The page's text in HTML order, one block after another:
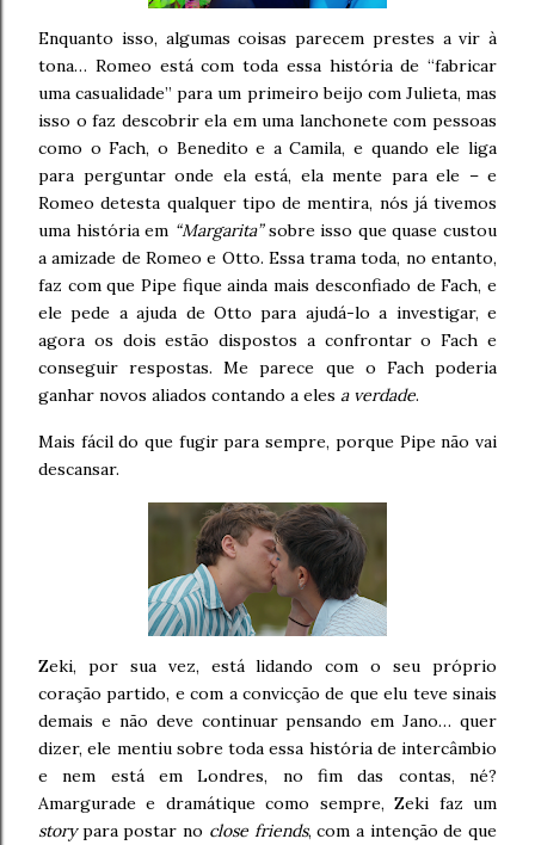
Enquanto isso, algumas coisas parecem prestes a vir à
tona… Romeo está com toda essa história de “fabricar
uma casualidade” para um primeiro beijo com Julieta, mas
isso o faz descobrir ela em uma lanchonete com pessoas
como o Fach, o Benedito e a Camila, e quando ele liga
para perguntar onde ela está, ela mente para ele – e
Romeo detesta qualquer tipo de mentira, nós já tivemos
uma história em “Margarita”sobre isso que quase custou
a amizade de Romeo e Otto. Essa trama toda, no entanto,
faz com que Pipe fique ainda mais desconfiado de Fach, e
ele pede a ajuda de Otto para ajudá-lo a investigar, e
agora os dois estão dispostos a confrontar o Fach e
conseguir respostas. Me parece que o Fach poderia
ganhar novos aliados contando a eles a verdade.
Mais fácil do que fugir para sempre, porque Pipe não vai
descansar.
Zeki, por sua vez, está lidando com o seu próprio
coração partido, e com a convicção de que elu teve sinais
demais e não deve continuar pensando em Jano… quer
dizer, ele mentiu sobre toda essa história de intercâmbio
e nem está em Londres, no fim das contas, né?
Amargurade e dramátique como sempre, Zeki faz um
storypara postar no close friends, com a intenção de que